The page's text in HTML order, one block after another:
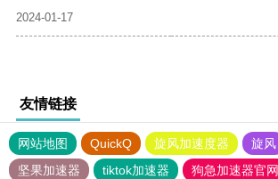
2024-01-17
友情链接
网站地图 QuickQ 旋风加速度器 旋风
坚果加速器
tiktok加速器
狗急加速器官网